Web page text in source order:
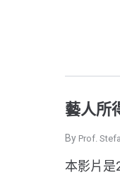
藝人所
Prof.
本影片是